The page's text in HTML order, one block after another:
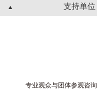
支持单位
专业观众与团体参观咨询